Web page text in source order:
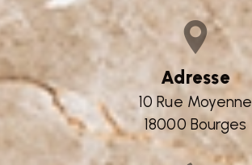
Adresse
10 Rue Moyenne
18000 Bourges